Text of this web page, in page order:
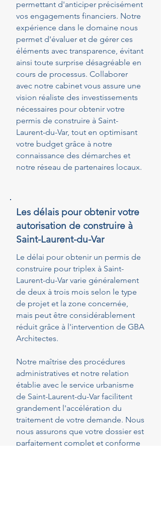
permettant d'anticiper précisément
vos engagements financiers. Notre
expérience dans le domaine nous
permet d'évaluer et de gérer ces
éléments avec transparence, évitant
ainsi toute surprise désagréable en
cours de processus. Collaborer
avec notre cabinet vous assure une
vision réaliste des investissements
nécessaires pour obtenir votre
permis de construire à Saint-
Laurent-du-Var, tout en optimisant
votre budget grâce à notre
connaissance des démarches et
notre réseau de partenaires locaux.
Les délais pour obtenir votre
autorisation de construire à
Saint-Laurent-du-Var
Le délai pour obtenir un permis de
construire pour triplex à Saint-
Laurent-du-Var varie généralement
de deux à trois mois selon le type
de projet et la zone concernée,
mais peut être considérablement
réduit grâce à l'intervention de GBA
Architectes.
Notre maîtrise des procédures
administratives et notre relation
établie avec le service urbanisme
de Saint-Laurent-du-Var facilitent
grandement l'accélération du
traitement de votre demande. Nous
nous assurons que votre dossier est
parfaitement complet et conforme